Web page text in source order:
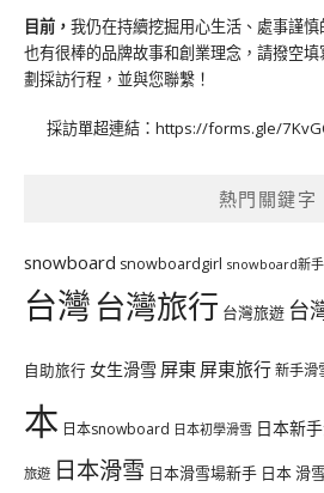
目前， 我仍在持續挖掘用心生活、處事謹
也有很棒的品牌故事和創業理念，請撥空填
劃採訪行程，並與您聯繫！
採訪單超連結： https://forms.gle/
熱門關鍵字
snowboard snowboardgirl snowboard新手
台灣台灣旅行 台灣旅遊 台
自助旅行 女生滑雪 屏東 屏東旅行新手滑
本 日本snowboard 日本初學滑雪 日本新
旅遊 日本滑雪 日本滑雪場新手 日本 滑